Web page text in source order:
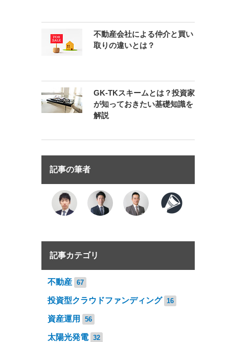
不動産会社による仲介と買い
取りの違いとは？
GK-TKスキームとは？投資家
が知っておきたい基礎知識を
解説
記事の筆者
記事カテゴリ
不動産 67
投資型クラウドファンディング 16
資産運用 56
太陽光発電 32